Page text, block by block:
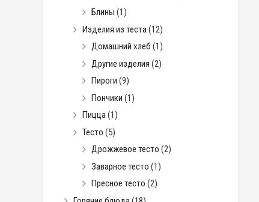
Блины (1)
Изделия из теста (12)
Домашний хлеб (1)
Другие изделия (2)
Пироги (9)
Пончики (1)
Пицца(1)
Тесто (5)
Дрожжевое тесто (2)
Заварное тесто (1)
Пресное тесто (2)